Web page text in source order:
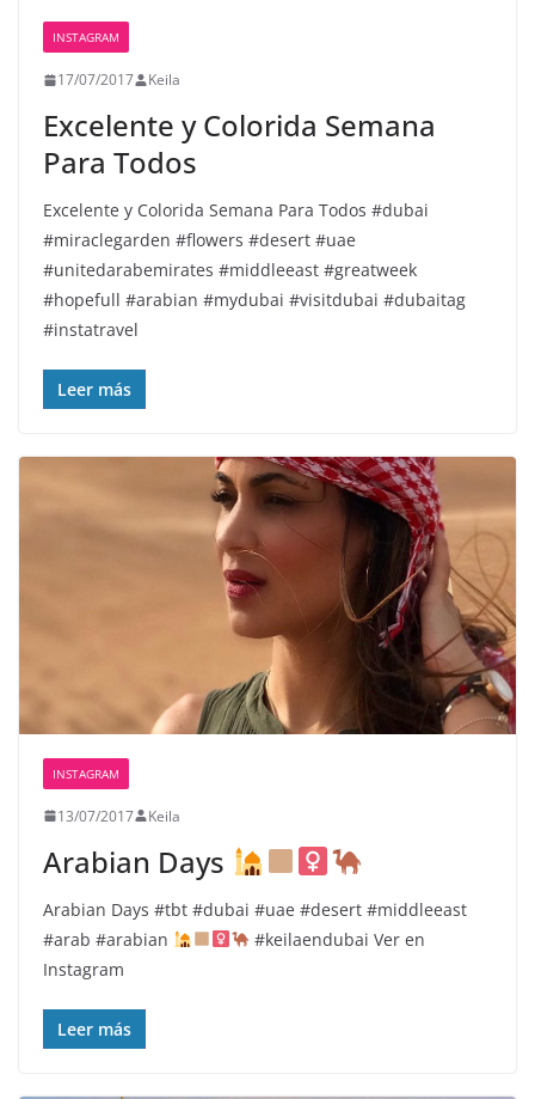
INSTAGRAM
17/07/2017 Keila
Excelente y Colorida Semana
Para Todos️
Excelente y Colorida Semana Para Todos️ #dubai
#miraclegarden #flowers #desert #uae
#unitedarabemirates #middleeast #greatweek
#hopefull #arabian #mydubai #visitdubai #dubaitag
#instatravel
Leer más
INSTAGRAM
13/07/2017 Keila
Arabian Days
Arabian Days #tbt #dubai #uae #desert #middleeast
#arab #arabian
#keilaendubai Ver en
Instagram
Leer más